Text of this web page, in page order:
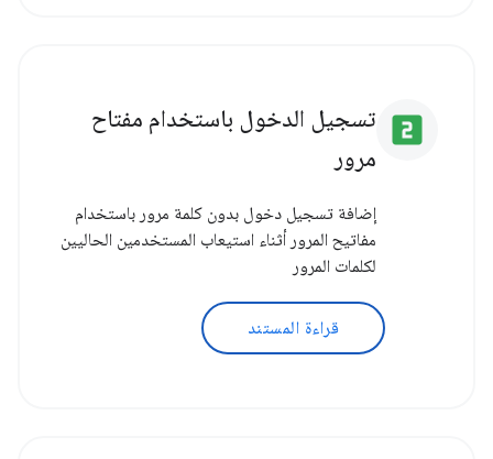
looks_two تسجيل الدخول باستخدام مفتاح
مرور
إضافة تسجيل دخول بدون كلمة مرور باستخدام
مفاتيح المرور أثناء استيعاب المستخدمين الحاليين
لكلمات المرور
قراءة المستند